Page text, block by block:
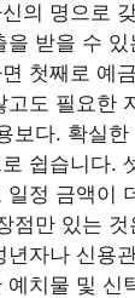
의 명으로
을 받을 수
첫째로 예
고도 필요한
보다. 확실
쉽습니다.
일정 금액이
점만 있는
년자나 신용
예치물 및 신